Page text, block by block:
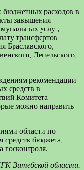
бюджетных расходов в
завышения
услуг,
трансфертов
Браславского,
Лепельского,
рекомендации
средств в
Комитета
можно направить
области по
средств бюджета,
госконтроля.
Витебской области.